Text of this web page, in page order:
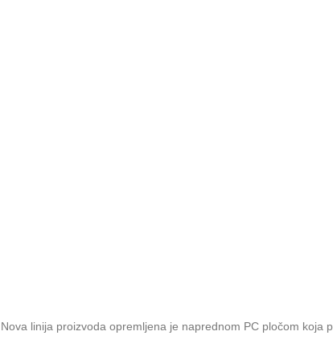
. Nova linija proizvoda opremljena je naprednom PC pločom koja